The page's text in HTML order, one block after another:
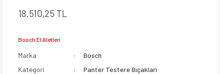
18.510,25 TL
Bosch El Aletleri
Marka
Bosch
Kategori
Panter Testere Bıçakları